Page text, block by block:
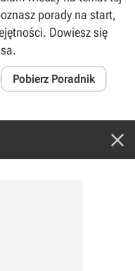
porady na start,
Dowiesz się
Pobierz Poradnik
